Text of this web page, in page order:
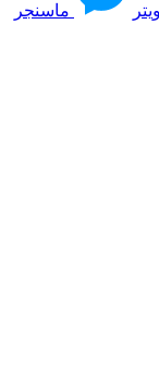
ماسنجر